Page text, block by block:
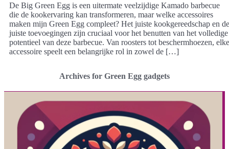
De Big Green Egg is een uitermate veelzijdige Kamado barbecue
die de kookervaring kan transformeren, maar welke accessoires
maken mijn Green Egg compleet? Het juiste kookgereedschap en de
juiste toevoegingen zijn cruciaal voor het benutten van het volledige
potentieel van deze barbecue. Van roosters tot beschermhoezen, elke
accessoire speelt een belangrijke rol in zowel de […]
Archives for Green Egg gadgets